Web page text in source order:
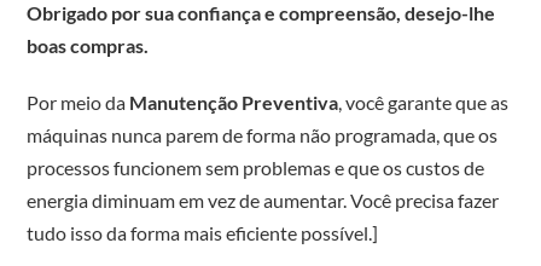
Obrigado por sua confiança e compreensão, desejo-lhe
boas compras.
Por meio da Manutenção Preventiva , você garante que as
máquinas nunca parem de forma não programada, que os
processos funcionem sem problemas e que os custos de
energia diminuam em vez de aumentar. Você precisa fazer
tudo isso da forma mais eficiente possível.]